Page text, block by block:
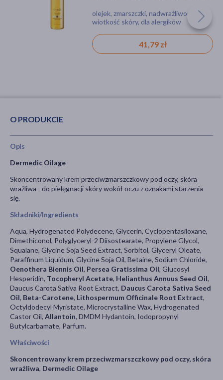
krem, suchość, wiotkość skóry
29,99 zł
krem, zmarszczki, wiotkość skóry,
nadwrażliwość
77,49 zł
olejek, zmarszczki, nadwrażliwość,
wiotkość skóry, dla alergików
41,79 zł
O PRODUKCIE
Opis
Dermedic Oilage
Skoncentrowany krem przeciwzmarszczkowy pod oczy, skóra
wrażliwa - do pielęgnacji skóry wokół oczu z oznakami starzenia
się.
Składniki/Ingredients
Aqua, Hydrogenated Polydecene, Glycerin, Cyclopentasiloxane,
Dimethiconol, Polyglyceryl-2 Diisostearate, Propylene Glycol,
Squalane, Glycine Soja Seed Extract, Sorbitol, Glyceryl Oleate,
Paraffinum Liquidum, Glycine Soja Oil, Betaine, Sodium Chloride,
Oenothera Biennis Oil, Persea Gratissima Oil, Glucosyl
Hesperidin, Tocopheryl Acetate, Helianthus Annuus Seed Oil,
Daucus Carota Sativa Root Extract, Daucus Carota Sativa Seed
Oil, Beta-Carotene, Lithospermum Officinale Root Extract,
Octyldodecyl Myristate, Microcrystalline Wax, Hydrogenated
Castor Oil, Allantoin, DMDM Hydantoin, Iodopropynyl
Butylcarbamate, Parfum.
Właściwości
Skoncentrowany krem przeciwzmarszczkowy pod oczy, skóra
wrażliwa, Dermedic Oilage